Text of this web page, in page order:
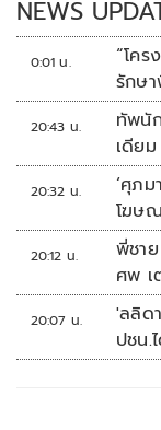
NEWS
0:01 น.
“โครง
รักษ
20:43 น.
ทัพนั
เดีย
20:32 น.
‘ศุภ
โฆษ
20:12 น.
พี่ชา
ศพ เ
20:07 น.
'ลลิด
ปชน.